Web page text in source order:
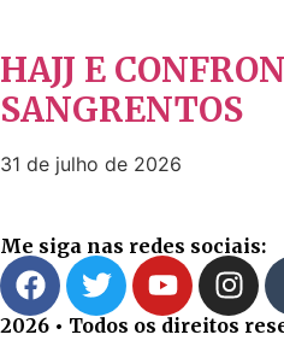
HAJJ E
SANGRENTOS
31 de julho de 2026
Me siga nas redes sociais:
2026 • Todos os direitos